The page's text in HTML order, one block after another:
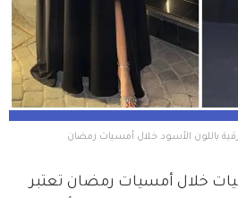
باللون الأسود خلال أمسيات رمضان
خلال أمسيات رمضان تعتبر